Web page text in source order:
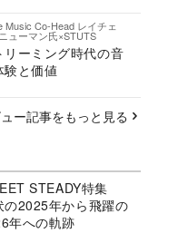
Music Co-Head レイチェ
ューマン氏×STUTS
リーミング時代の音
験と価値
ー記事をもっと見る
STEADY特集
の2025年から飛躍の
年への軌跡